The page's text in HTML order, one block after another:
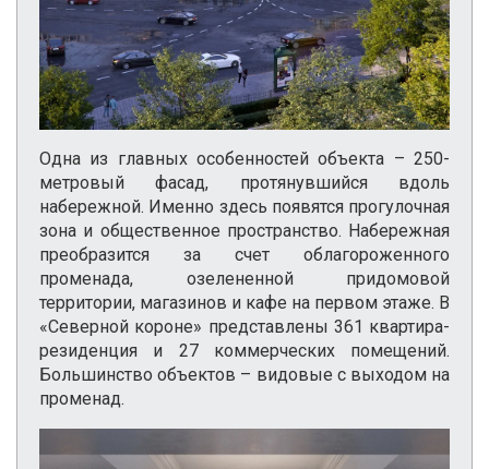
Одна из главных особенностей объекта – 250-
метровый фасад, протянувшийся вдоль
набережной. Именно здесь появятся прогулочная
зона и общественное пространство. Набережная
преобразится за счет облагороженного
променада, озелененной придомовой
территории, магазинов и кафе на первом этаже. В
«Северной короне» представлены 361 квартира-
резиденция и 27 коммерческих помещений.
Большинство объектов – видовые с выходом на
променад.